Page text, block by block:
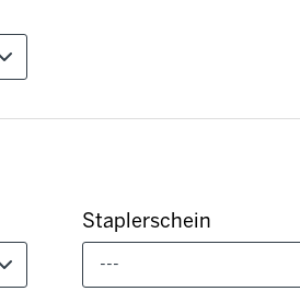
Staplerschein
---